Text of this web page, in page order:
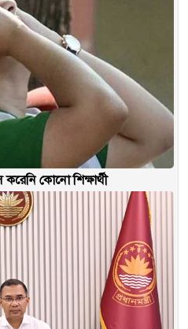
করেনি কোনো শিক্ষার্থী